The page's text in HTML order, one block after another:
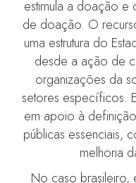
estimula a doação e
de doação. O
uma estrutura do
desde a ação de
organizações da
setores específicos.
em apoio à
públicas essenciais,
melhoria
No caso brasileiro,